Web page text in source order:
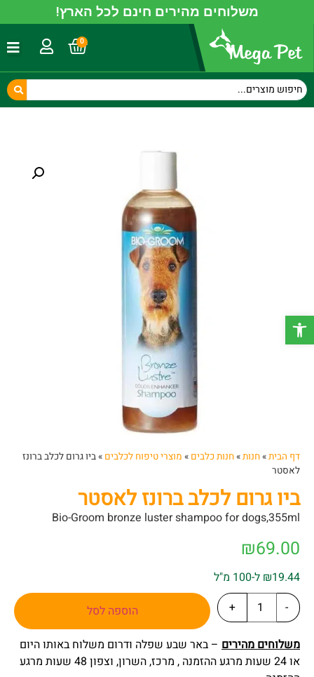
פתח סרגל נגישות
משלוחים מהירים חינם לכל הארץ!
0
דף הבית»חנות»חנות כלבים » מוצרי טיפוח לכלבים »ביו גרום לכלב ברונז
לאסטר
ביו גרום לכלב ברונז לאסטר
Bio-Groom bronze luster shampoo for dogs,355ml
₪69.00
₪19.44 ל-100 מ"ל
-
+
הוספה לסל
משלוחים מהירים – באר שבע שפלה ודרום משלוח באותו היום
או 24 שעות מרגע ההזמנה , מרכז, השרון, וצפון 48 שעות מרגע